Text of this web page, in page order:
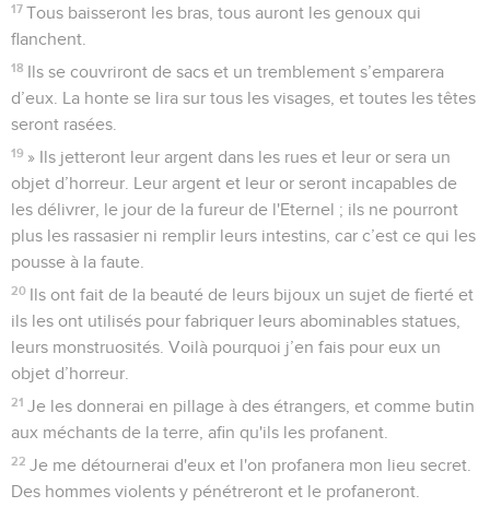
17 Tous baisseront les bras, tous auront les genoux qui
flanchent.
18 Ils se couvriront de sacs et un tremblement s’emparera
d’eux. La honte se lira sur tous les visages, et toutes les têtes
seront rasées.
19 » Ils jetteront leur argent dans les rues et leur or sera un
objet d’horreur. Leur argent et leur or seront incapables de
les délivrer, le jour de la fureur de l'Eternel ; ils ne pourront
plus les rassasier ni remplir leurs intestins, car c’est ce qui les
pousse à la faute.
20 Ils ont fait de la beauté de leurs bijoux un sujet de fierté et
ils les ont utilisés pour fabriquer leurs abominables statues,
leurs monstruosités. Voilà pourquoi j’en fais pour eux un
objet d’horreur.
21 Je les donnerai en pillage à des étrangers, et comme butin
aux méchants de la terre, afin qu'ils les profanent.
22 Je me détournerai d'eux et l'on profanera mon lieu secret.
Des hommes violents y pénétreront et le profaneront.